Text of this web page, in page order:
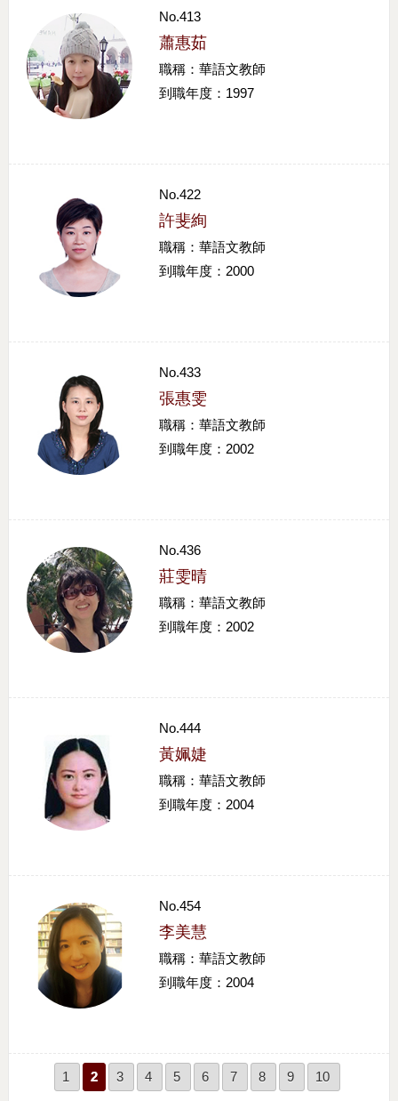
No.413
蕭惠茹
職稱：華語文教師
到職年度：1997
No.422
許斐絢
職稱：華語文教師
到職年度：2000
No.433
張惠雯
職稱：華語文教師
到職年度：2002
No.436
莊雯晴
職稱：華語文教師
到職年度：2002
No.444
黃姵婕
職稱：華語文教師
到職年度：2004
No.454
李美慧
職稱：華語文教師
到職年度：2004
1 2 3 4 5 6 7 8 9 10